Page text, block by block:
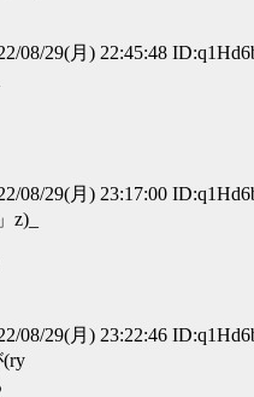
08/29(月) 22:45:48
08/29(月) 23:17:00
08/29(月) 23:22:46